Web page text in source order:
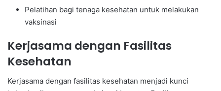
Pelatihan bagi tenaga kesehatan untuk melakukan
vaksinasi
Kerjasama dengan Fasilitas
Kesehatan
Kerjasama dengan fasilitas kesehatan menjadi kunci